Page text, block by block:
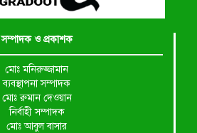
সম্পাদক ও প্রকাশক
মোঃ মনিরুজ্জামান
ব্যবস্থাপনা সম্পাদক
মোঃ রুমান দেওয়ান
নির্বাহী সম্পাদক
মোঃ আবুল বাসার